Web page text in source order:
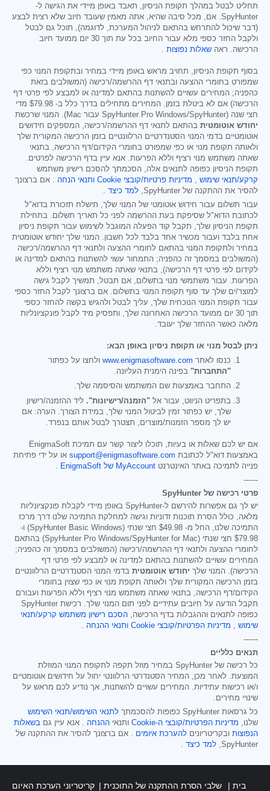
תחליט לבטל במהלך תקופת הניסיון, תאבד באופן מיידי את הגישה ל-
SpyHunter. אם, מכל סיבה שהיא, אתה מאמין שעובד חיוב שלא רצית לבצע
(דבר שיכול להתרחש בהתאם לניהול המערכת, לדוגמה), תוכל גם לבטל
ולקבל החזר כספי מלא עבור החיוב בכל עת תוך 30 יום ממועד חיוב
הרכישה. ראה שאלות נפוצות .
בסוף תקופת הניסיון, תחויב מראש באופן מיידי במחיר ובתקופת המנוי כפי
שמפורט בחומרי ההצעה ובתנאי דף ההרשמה/רכישה (המשולבים בזאת
כהפניה; המחירים עשויים להשתנות בהתאם למדינה או למבצע לפי פרטי דף
הרכישה) אם לא ביטלת בזמן. המחירים מתחילים בדרך כלל ב- $79.98 מדי
חצי שנה (SpyHunter Pro Windows/SpyHunter עבור Mac). המנוי שרכשת
יחודש אוטומטית בהתאם לתנאי דף ההרשמה/רכישה, המספקים חידושים
אוטומטיים בדמי המנוי הסטנדרטיים הרלוונטיים בזמן הרכישה המקורית שלך
ולאותה תקופת מנוי או כפי שמפורט בחומרי הקידום/דף הרכישה, בתנאי
שאתה משתמש מנוי רציף וללא הפרעות. אנא עיין בדף הרכישה לפרטים.
תקופת הניסיון כפופה לתנאים אלה, הסכמתך להסכם רישיון משתמש
קרקע/תנאי שימוש , מדיניות פרטיות/קובצי Cookie ותנאי הנחה . אם ברצונך
להסיר את ההתקנה של SpyHunter,
למד כיצד .
עבור תשלום עבור חידוש אוטומטי של המנוי שלך, תישלח תזכורת בדוא"ל
לכתובת הדוא"ל שסיפקת בעת ההרשמה לפני כל תאריך תשלום. בתחילת
תקופת הניסיון שלך, תקבל קוד הפעלה המוגבל לשימוש עבור תקופת ניסיון
אחת בלבד ועבור מכשיר אחד בלבד לכל חשבון. המנוי שלך יחודש אוטומטית
במחיר ולתקופת המנוי בהתאם לחומרי ההצעה ולתנאי דף ההרשמה/רכישה
(המשולבים במסמך זה כהפניה; התמחור עשוי להשתנות בהתאם למדינה או
לקידום לפי פרטי דף הרכישה), בתנאי שאתה משתמש מנוי רציף וללא
הפרעות. עבור משתמשי מנוי בתשלום, אם תבטל, תמשיך לקבל גישה
למוצר/ים שלך עד סוף תקופת המנוי בתשלום. אם ברצונך לקבל החזר כספי
עבור תקופת המנוי הנוכחית שלך, עליך לבטל ולהגיש בקשה להחזר כספי
תוך 30 יום ממועד הרכישה האחרונה שלך, ותפסיק מיד לקבל פונקציונליות
מלאה כאשר ההחזר שלך יעובד.
ניתן לבטל מנוי או תקופת ניסיון באופן הבא:
כנסו לאתר www.enigmasoftware.com ולחצו על כפתור
"התחברות" בפינה הימנית העליונה.
התחבר באמצעות שם המשתמש והסיסמה שלך.
בתפריט הניווט, עבור אל "הזמנה/רישיונות". ליד ההזמנה/רישיון
שלך, יש כפתור זמין לביטול המנוי שלך, במידת הצורך. הערה: אם
יש לך מספר הזמנות/מוצרים, תצטרך לבטל אותם בנפרד.
אם יש לכם שאלות או בעיות, תוכלו ליצור קשר עם תמיכת EnigmaSoft
באמצעות דוא"ל לכתובת support@enigmasoftware.com או על ידי פתיחת
פנייה לתמיכה באתר האינטרנט MyAccount של EnigmaSoft
------
פרטי רכישה של SpyHunter
יש לך גם אפשרות להירשם ל-SpyHunter באופן מיידי לקבלת פונקציונליות
מלאה, כולל הסרת תוכנות זדוניות וגישה למחלקת התמיכה שלנו דרך מרכז
התמיכה שלנו, החל מ- $49.98 חצי שנתי (SpyHunter Basic Windows) ו-
$79.98
חצי שנתי (SpyHunter Pro Windows/SpyHunter for Mac) בהתאם
לחומרי ההצעה ולתנאי דף ההרשמה/רכישה (המשולבים במסמך זה כהפניה;
המחירים עשויים להשתנות בהתאם למדינה או למבצע לפי פרטי דף
הרכישה). המנוי שלך יחודש אוטומטית בדמי המנוי הסטנדרטיים הרלוונטיים
בזמן הרכישה המקורית שלך ולאותה תקופת מנוי או כפי שצוין בחומרי
הקידום/דף הרכישה, בתנאי שאתה משתמש מנוי רציף וללא הפרעות ועבורם
תקבל הודעה על חיובים עתידיים לפני תום המנוי שלך. רכישת SpyHunter
כפופה לתנאים וההגבלות בדף הרכישה, הסכם רישיון משתמש קרקע/תנאי
שימוש
מדיניות הפרטיות/קובצי Cookie ותנאי ההנחה
------
תנאים כלליים
כל רכישה של SpyHunter במחיר מוזל תקפה לתקופת המנוי המוזלת
המוצעת. לאחר מכן, המחיר הסטנדרטי הרלוונטי יחול על חידושים אוטומטיים
ו/או רכישות עתידיות. המחירים עשויים להשתנות, אך נודיע לכם מראש על
שינויי מחירים.
כל גרסאות SpyHunter כפופות להסכמתך
לתנאי השימוש/תנאי השימוש
שלנו, מדיניות הפרטיות/קובצי ה-Cookie ותנאי ההנחה . אנא עיין גם בשאלות
הנפוצות ובקריטריונים להערכת איומים . אם ברצונך להסיר את ההתקנה של
SpyHunter, למד כיצד
בית שלבי הסרת ההתקנה של התוכנית קריטריוני הערכת האיום